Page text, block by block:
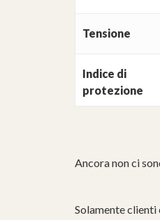
Tensione
Indice di
protezione
Ancora non ci
Solamente clienti